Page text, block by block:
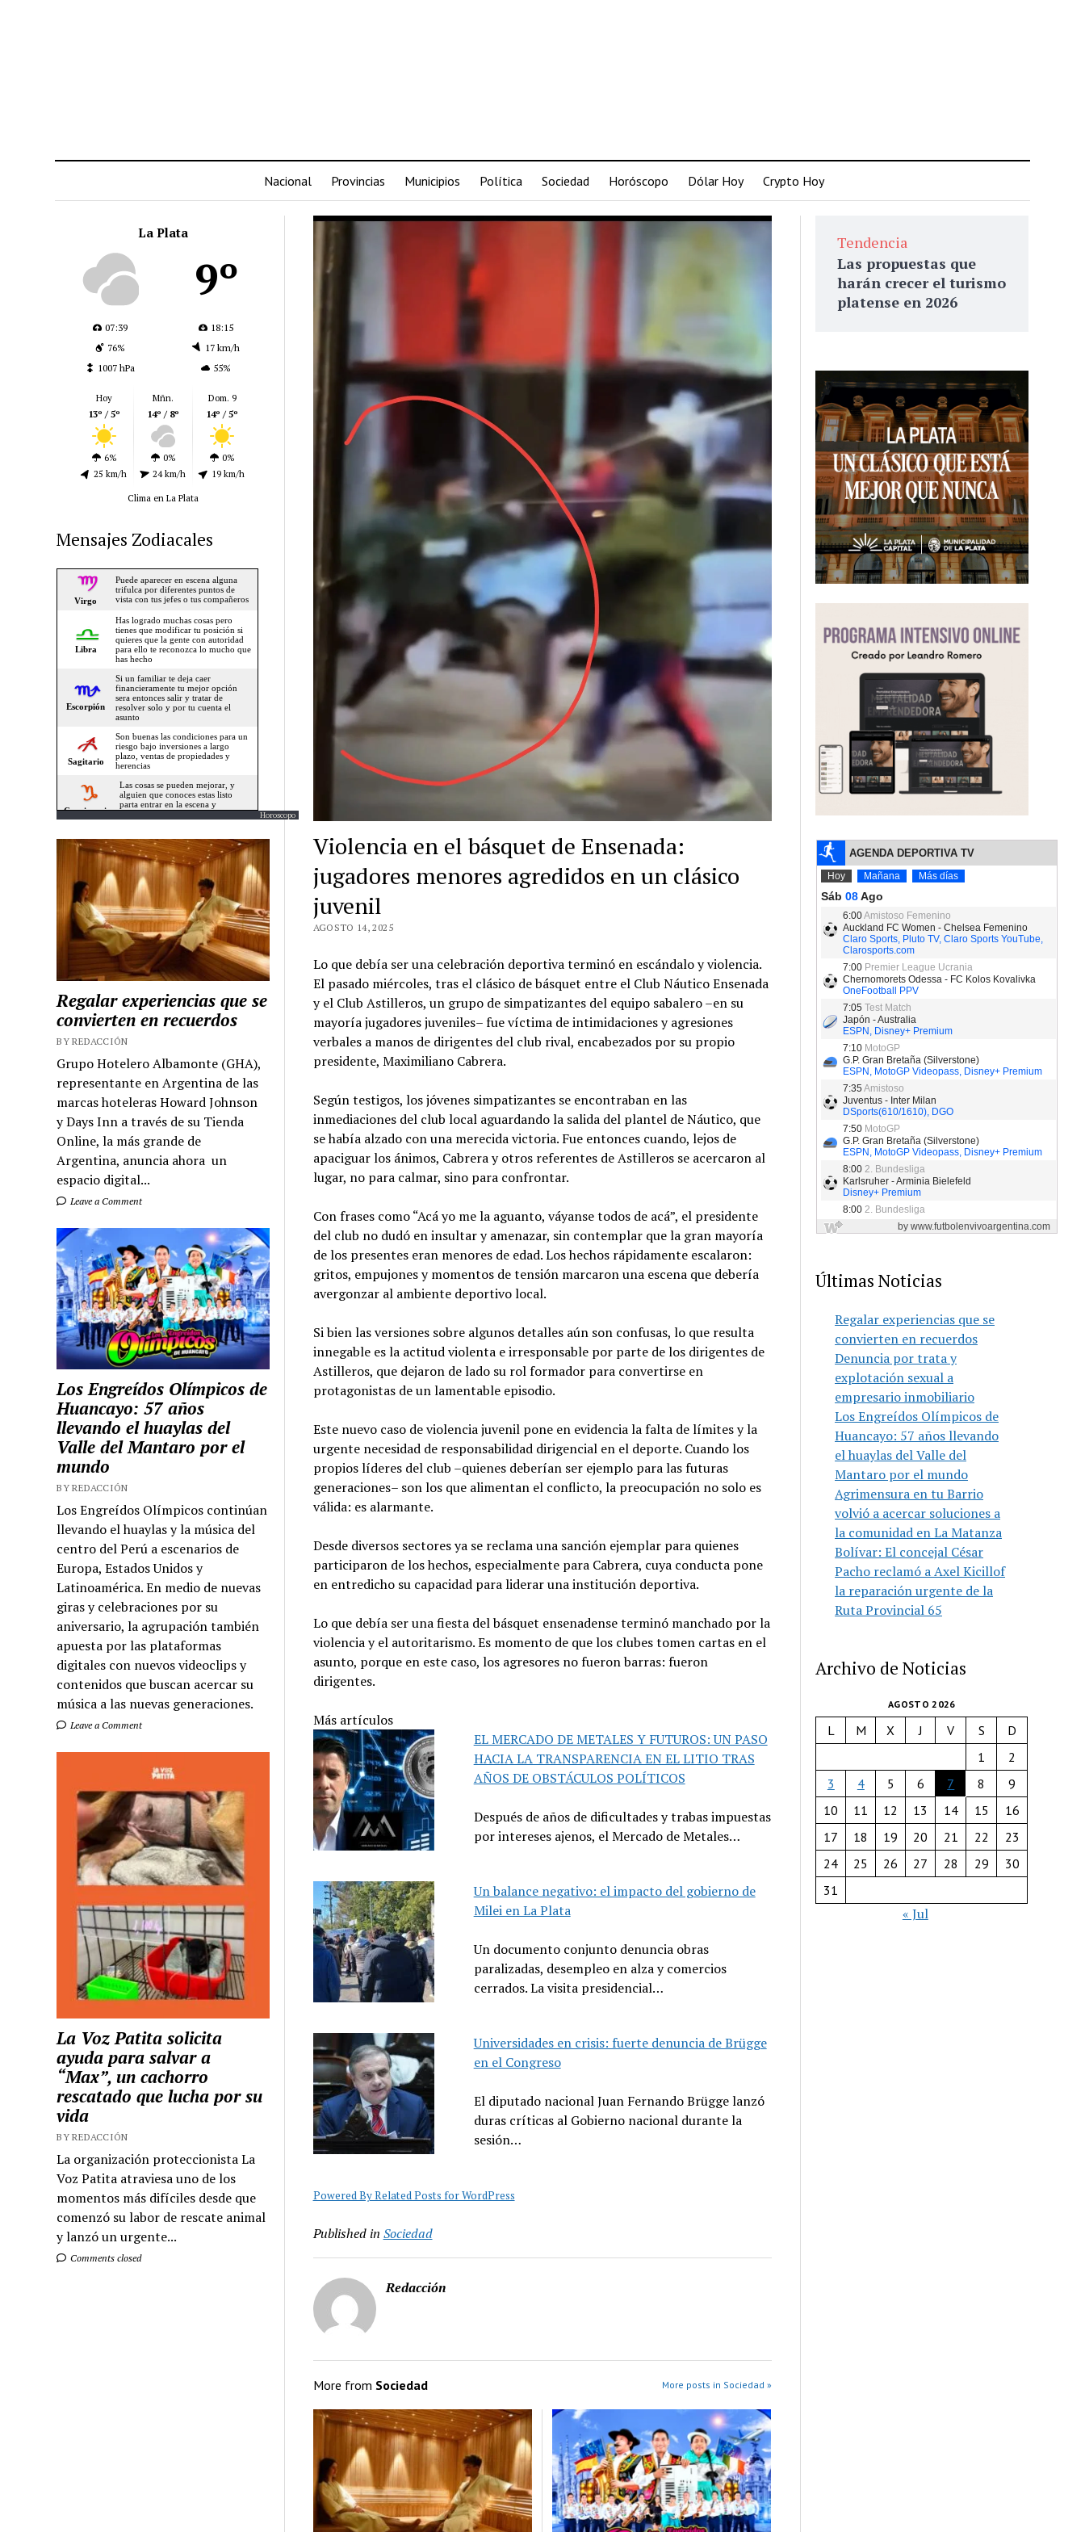
Nacional Provincias Municipios Política Sociedad Horóscopo Dólar Hoy Crypto Hoy
La Plata
9º
07:39
18:15
76%
17 km/h
1007 hPa
55%
Hoy
13º / 5º
6%
25 km/h
Mñn.
14º / 8º
0%
24 km/h
Dom. 9
14º / 5º
0%
19 km/h
Clima en La Plata
Mensajes Zodiacales
Horoscopo
Regalar experiencias que se
convierten en recuerdos
BY REDACCIÓN
Grupo Hotelero Albamonte (GHA),
representante en Argentina de las
marcas hoteleras Howard Johnson
y Days Inn a través de su Tienda
Online, la más grande de
Argentina, anuncia ahora un
espacio digital...
Leave a Comment
Los Engreídos Olímpicos de
Huancayo: 57 años
llevando el huaylas del
Valle del Mantaro por el
mundo
BY REDACCIÓN
Los Engreídos Olímpicos continúan
llevando el huaylas y la música del
centro del Perú a escenarios de
Europa, Estados Unidos y
Latinoamérica. En medio de nuevas
giras y celebraciones por su
aniversario, la agrupación también
apuesta por las plataformas
digitales con nuevos videoclips y
contenidos que buscan acercar su
música a las nuevas generaciones.
Leave a Comment
La Voz Patita solicita
ayuda para salvar a
“Max”, un cachorro
rescatado que lucha por su
vida
BY REDACCIÓN
La organización proteccionista La
Voz Patita atraviesa uno de los
momentos más difíciles desde que
comenzó su labor de rescate animal
y lanzó un urgente...
Comments closed
Violencia en el básquet de Ensenada:
jugadores menores agredidos en un clásico
juvenil
AGOSTO 14, 2025
Lo que debía ser una celebración deportiva terminó en escándalo y violencia.
El pasado miércoles, tras el clásico de básquet entre el Club Náutico Ensenada
y el Club Astilleros, un grupo de simpatizantes del equipo sabalero –en su
mayoría jugadores juveniles– fue víctima de intimidaciones y agresiones
verbales a manos de dirigentes del club rival, encabezados por su propio
presidente, Maximiliano Cabrera.
Según testigos, los jóvenes simpatizantes se encontraban en las
inmediaciones del club local aguardando la salida del plantel de Náutico, que
se había alzado con una merecida victoria. Fue entonces cuando, lejos de
apaciguar los ánimos, Cabrera y otros referentes de Astilleros se acercaron al
lugar, no para calmar, sino para confrontar.
Con frases como “Acá yo me la aguanto, váyanse todos de acá”, el presidente
del club no dudó en insultar y amenazar, sin contemplar que la gran mayoría
de los presentes eran menores de edad. Los hechos rápidamente escalaron:
gritos, empujones y momentos de tensión marcaron una escena que debería
avergonzar al ambiente deportivo local.
Si bien las versiones sobre algunos detalles aún son confusas, lo que resulta
innegable es la actitud violenta e irresponsable por parte de los dirigentes de
Astilleros, que dejaron de lado su rol formador para convertirse en
protagonistas de un lamentable episodio.
Este nuevo caso de violencia juvenil pone en evidencia la falta de límites y la
urgente necesidad de responsabilidad dirigencial en el deporte. Cuando los
propios líderes del club –quienes deberían ser ejemplo para las futuras
generaciones– son los que alimentan el conflicto, la preocupación no solo es
válida: es alarmante.
Desde diversos sectores ya se reclama una sanción ejemplar para quienes
participaron de los hechos, especialmente para Cabrera, cuya conducta pone
en entredicho su capacidad para liderar una institución deportiva.
Lo que debía ser una fiesta del básquet ensenadense terminó manchado por la
violencia y el autoritarismo. Es momento de que los clubes tomen cartas en el
asunto, porque en este caso, los agresores no fueron barras: fueron
dirigentes.
Más artículos
EL MERCADO DE METALES Y FUTUROS: UN PASO
HACIA LA TRANSPARENCIA EN EL LITIO TRAS
AÑOS DE OBSTÁCULOS POLÍTICOS
Después de años de dificultades y trabas impuestas
por intereses ajenos, el Mercado de Metales…
Un balance negativo: el impacto del gobierno de
Milei en La Plata
Un documento conjunto denuncia obras
paralizadas, desempleo en alza y comercios
cerrados. La visita presidencial…
Universidades en crisis: fuerte denuncia de Brügge
en el Congreso
El diputado nacional Juan Fernando Brügge lanzó
duras críticas al Gobierno nacional durante la
sesión…
Powered By Related Posts for WordPress
Published in Sociedad
Redacción
More from Sociedad More posts in Sociedad »
Tendencia
Las propuestas que
harán crecer el turismo
platense en 2026
Últimas Noticias
Regalar experiencias que se
convierten en recuerdos
Denuncia por trata y
explotación sexual a
empresario inmobiliario
Los Engreídos Olímpicos de
Huancayo: 57 años llevando
el huaylas del Valle del
Mantaro por el mundo
Agrimensura en tu Barrio
volvió a acercar soluciones a
la comunidad en La Matanza
Bolívar: El concejal César
Pacho reclamó a Axel Kicillof
la reparación urgente de la
Ruta Provincial 65
Archivo de Noticias
AGOSTO 2026
L M X J V S
D
1
2
3
4 5 6 7 8
9
10
11 12 13 14 15
16
17
18 19 20 21 22
23
24
25 26 27 28 29
30
31
« Jul